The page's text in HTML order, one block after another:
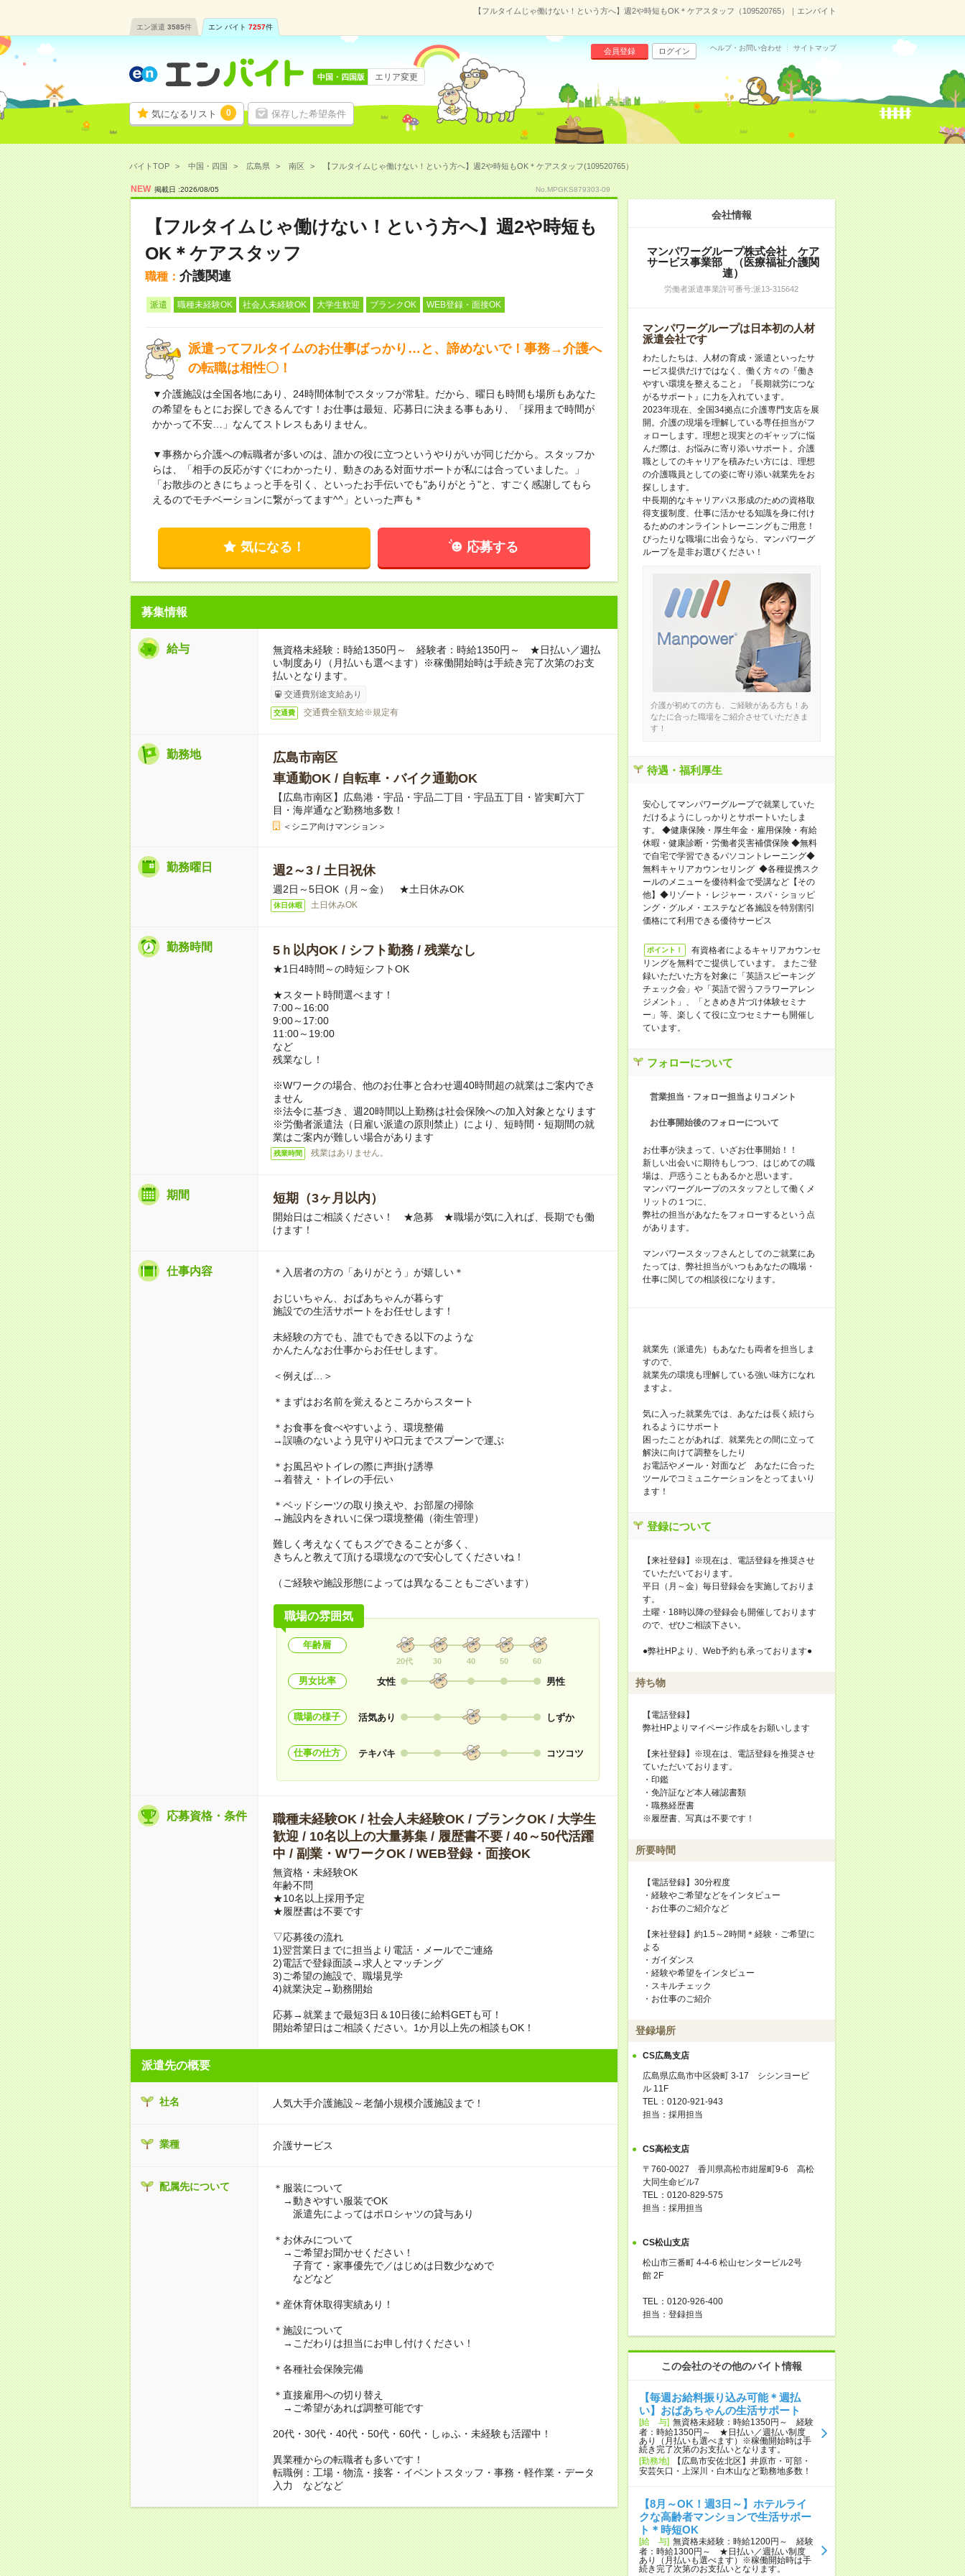
【フルタイムじゃ働けない！という方へ】週2や時短もOK＊ケアスタッフ（109520765）｜エンバイト
エン派遣 3585件 エン バイト 7257件
気になるリスト 0 保存した希望条件
会員登録 ログイン ヘルプ・お問い合わせ サイトマップ
中国・四国版 エリア変更
バイトTOP 中国・四国 広島県 南区 【フルタイムじゃ働けない！という方へ】週2や時短もOK＊ケアスタッフ(109520765）
NEW 掲載日 :2026/08/05 No.MPGKS879303-09
【フルタイムじゃ働けない！という方へ】週2や時短も
OK＊ケアスタッフ
職種： 介護関連
派遣 職種未経験OK 社会人未経験OK 大学生歓迎 ブランクOK WEB登録・面接OK
派遣ってフルタイムのお仕事ばっかり…と、諦めないで！事務→介護へ
の転職は相性〇！
▼介護施設は全国各地にあり、24時間体制でスタッフが常駐。だから、曜日も時間も場所もあなた
の希望をもとにお探しできるんです！お仕事は最短、応募日に決まる事もあり、「採用まで時間が
かかって不安…」なんてストレスもありません。
▼事務から介護への転職者が多いのは、誰かの役に立つというやりがいが同じだから。スタッフか
らは、「相手の反応がすぐにわかったり、動きのある対面サポートが私には合っていました。」
「お散歩のときにちょっと手を引く、といったお手伝いでも"ありがとう"と、すごく感謝してもら
えるのでモチベーションに繋がってます^^」といった声も＊
気になる！ 応募する
募集情報
給与
無資格未経験：時給1350円～ 経験者：時給1350円～ ★日払い／週払
い制度あり（月払いも選べます）※稼働開始時は手続き完了次第のお支
払いとなります。
交通費別途支給あり
交通費 交通費全額支給※規定有
勤務地
広島市南区
車通勤OK / 自転車・バイク通勤OK
【広島市南区】広島港・宇品・宇品二丁目・宇品五丁目・皆実町六丁
目・海岸通など勤務地多数！
＜シニア向けマンション＞
勤務曜日 週2～3 / 土日祝休
週2日～5日OK（月～金） ★土日休みOK
休日休暇 土日休みOK
勤務時間 5ｈ以内OK / シフト勤務 / 残業なし
★1日4時間～の時短シフトOK
★スタート時間選べます！
7:00～16:00
9:00～17:00
11:00～19:00
など
残業なし！
※Wワークの場合、他のお仕事と合わせ週40時間超の就業はご案内でき
ません
※法令に基づき、週20時間以上勤務は社会保険への加入対象となります
※労働者派遣法（日雇い派遣の原則禁止）により、短時間・短期間の就
業はご案内が難しい場合があります
残業時間 残業はありません。
期間 短期（3ヶ月以内）
開始日はご相談ください！ ★急募 ★職場が気に入れば、長期でも働
けます！
仕事内容 ＊入居者の方の「ありがとう」が嬉しい＊
おじいちゃん、おばあちゃんが暮らす
施設での生活サポートをお任せします！
未経験の方でも、誰でもできる以下のような
かんたんなお仕事からお任せします。
＜例えば…＞
＊まずはお名前を覚えるところからスタート
＊お食事を食べやすいよう、環境整備
→誤嚥のないよう見守りや口元までスプーンで運ぶ
＊お風呂やトイレの際に声掛け誘導
→着替え・トイレの手伝い
＊ベッドシーツの取り換えや、お部屋の掃除
→施設内をきれいに保つ環境整備（衛生管理）
難しく考えなくてもスグできることが多く、
きちんと教えて頂ける環境なので安心してくださいね！
（ご経験や施設形態によっては異なることもございます）
職場の雰囲気
年齢層
20代 30 40 50 60
男女比率 女性 男性
職場の様子 活気あり しずか
仕事の仕方 テキパキ コツコツ
応募資格・条件
職種未経験OK / 社会人未経験OK / ブランクOK / 大学生
歓迎 / 10名以上の大量募集 / 履歴書不要 / 40～50代活躍
中 / 副業・WワークOK / WEB登録・面接OK
無資格・未経験OK
年齢不問
★10名以上採用予定
★履歴書は不要です
▽応募後の流れ
1)翌営業日までに担当より電話・メールでご連絡
2)電話で登録面談→求人とマッチング
3)ご希望の施設で、職場見学
4)就業決定→勤務開始
応募→就業まで最短3日＆10日後に給料GETも可！
開始希望日はご相談ください。1か月以上先の相談もOK！
派遣先の概要
社名 人気大手介護施設～老舗小規模介護施設まで！
業種 介護サービス
配属先について
＊服装について
→動きやすい服装でOK
派遣先によってはポロシャツの貸与あり
＊お休みについて
→ご希望お聞かせください！
子育て・家事優先で／はじめは日数少なめで
などなど
＊産休育休取得実績あり！
＊施設について
→こだわりは担当にお申し付けください！
＊各種社会保険完備
＊直接雇用への切り替え
→ご希望があれば調整可能です
20代・30代・40代・50代・60代・しゅふ・未経験も活躍中！
異業種からの転職者も多いです！
転職例：工場・物流・接客・イベントスタッフ・事務・軽作業・データ
入力 などなど
会社情報
マンパワーグループ株式会社 ケア
サービス事業部 （医療福祉介護関
連）
労働者派遣事業許可番号:派13-315642
マンパワーグループは日本初の人材
派遣会社です
わたしたちは、人材の育成・派遣といったサ
ービス提供だけではなく、働く方々の『働き
やすい環境を整えること』『長期就労につな
がるサポート』に力を入れています。
2023年現在、全国34拠点に介護専門支店を展
開。介護の現場を理解している専任担当がフ
ォローします。理想と現実とのギャップに悩
んだ際は、お悩みに寄り添いサポート。介護
職としてのキャリアを積みたい方には、理想
の介護職員としての姿に寄り添い就業先をお
探しします。
中長期的なキャリアパス形成のための資格取
得支援制度、仕事に活かせる知識を身に付け
るためのオンライントレーニングもご用意！
ぴったりな職場に出会うなら、マンパワーグ
ループを是非お選びください！
介護が初めての方も、ご経験がある方も！あ
なたに合った職場をご紹介させていただきま
す！
待遇・福利厚生
安心してマンパワーグループで就業していた
だけるようにしっかりとサポートいたしま
す。 ◆健康保険・厚生年金・雇用保険・有給
休暇・健康診断・労働者災害補償保険 ◆無料
で自宅で学習できるパソコントレーニング◆
無料キャリアカウンセリング ◆各種提携スク
ールのメニューを優待料金で受講など【その
他】◆リゾート・レジャー・スパ・ショッピ
ング・グルメ・エステなど各施設を特別割引
価格にて利用できる優待サービス
ポイント！
有資格者によるキャリアカウンセ
リングを無料でご提供しています。 またご登
録いただいた方を対象に「英語スピーキング
チェック会」や「英語で習うフラワーアレン
ジメント」、「ときめき片づけ体験セミナ
ー」等、楽しくて役に立つセミナーも開催し
ています。
フォローについて
営業担当・フォロー担当よりコメント
お仕事開始後のフォローについて
お仕事が決まって、いざお仕事開始！！
新しい出会いに期待もしつつ、はじめての職
場は、戸惑うこともあるかと思います。
マンパワーグループのスタッフとして働くメ
リットの１つに、
弊社の担当があなたをフォローするという点
があります。
マンパワースタッフさんとしてのご就業にあ
たっては、弊社担当がいつもあなたの職場・
仕事に関しての相談役になります。
就業先（派遣先）もあなたも両者を担当しま
すので、
就業先の環境も理解している強い味方になれ
ますよ。
気に入った就業先では、あなたは長く続けら
れるようにサポート
困ったことがあれば、就業先との間に立って
解決に向けて調整をしたり
お電話やメール・対面など あなたに合った
ツールでコミュニケーションをとってまいり
ます！
登録について
【来社登録】※現在は、電話登録を推奨させ
ていただいております。
平日（月～金）毎日登録会を実施しておりま
す。
土曜・18時以降の登録会も開催しております
ので、ぜひご相談下さい。
●弊社HPより、Web予約も承っております●
持ち物
【電話登録】
弊社HPよりマイページ作成をお願いします
【来社登録】※現在は、電話登録を推奨させ
ていただいております。
・印鑑
・免許証など本人確認書類
・職務経歴書
※履歴書、写真は不要です！
所要時間
【電話登録】30分程度
・経験やご希望などをインタビュー
・お仕事のご紹介など
【来社登録】約1.5～2時間＊経験・ご希望に
よる
・ガイダンス
・経験や希望をインタビュー
・スキルチェック
・お仕事のご紹介
登録場所
CS広島支店
広島県広島市中区袋町 3-17 シシンヨービ
ル 11F
TEL：0120-921-943
担当：採用担当
CS高松支店
〒760-0027 香川県高松市紺屋町9-6 高松
大同生命ビル7
TEL：0120-829-575
担当：採用担当
CS松山支店
松山市三番町 4-4-6 松山センタービル2号
館 2F
TEL：0120-926-400
担当：登録担当
この会社のその他のバイト情報
【毎週お給料振り込み可能＊週払
い】おばあちゃんの生活サポート
[給 与] 無資格未経験：時給1350円～ 経験
者：時給1350円～ ★日払い／週払い制度
あり（月払いも選べます）※稼働開始時は手
続き完了次第のお支払いとなります。
[勤務地]
【広島市安佐北区】井原市・可部・
安芸矢口・上深川・白木山など勤務地多数！
【8月～OK！週3日～】ホテルライ
クな高齢者マンションで生活サポー
ト＊時短OK
[給 与] 無資格未経験：時給1200円～ 経験
者：時給1300円～ ★日払い／週払い制度
あり（月払いも選べます）※稼働開始時は手
続き完了次第のお支払いとなります。